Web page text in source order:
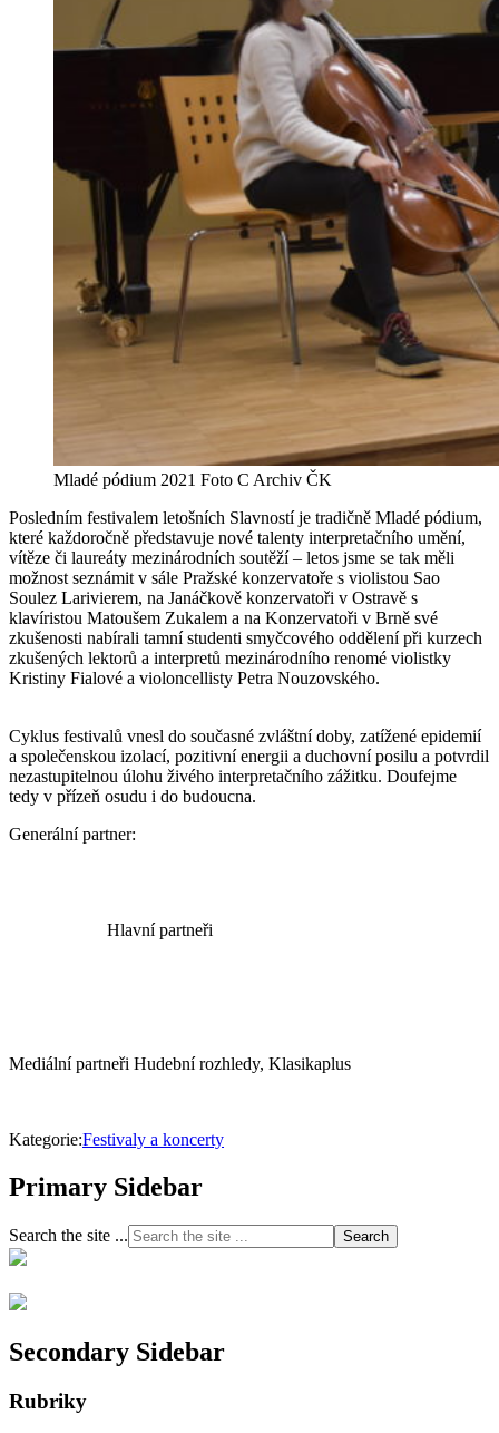
Mladé pódium 2021 Foto C Archiv ČK
Posledním festivalem letošních Slavností je tradičně Mladé pódium,
které každoročně představuje nové talenty interpretačního umění,
vítěze či laureáty mezinárodních soutěží – letos jsme se tak měli
možnost seznámit v sále Pražské konzervatoře s violistou Sao
Soulez Larivierem, na Janáčkově konzervatoři v Ostravě s
klavíristou Matoušem Zukalem a na Konzervatoři v Brně své
zkušenosti nabírali tamní studenti smyčcového oddělení při kurzech
zkušených lektorů a interpretů mezinárodního renomé violistky
Kristiny Fialové a violoncellisty Petra Nouzovského.
Cyklus festivalů vnesl do současné zvláštní doby, zatížené epidemií
a společenskou izolací, pozitivní energii a duchovní posilu a potvrdil
nezastupitelnou úlohu živého interpretačního zážitku. Doufejme
tedy v přízeň osudu i do budoucna.
Generální partner:
Hlavní partneři
Mediální partneři Hudební rozhledy, Klasikaplus
Kategorie:Festivaly a koncerty
Primary Sidebar
Search the site ...
Secondary Sidebar
Rubriky